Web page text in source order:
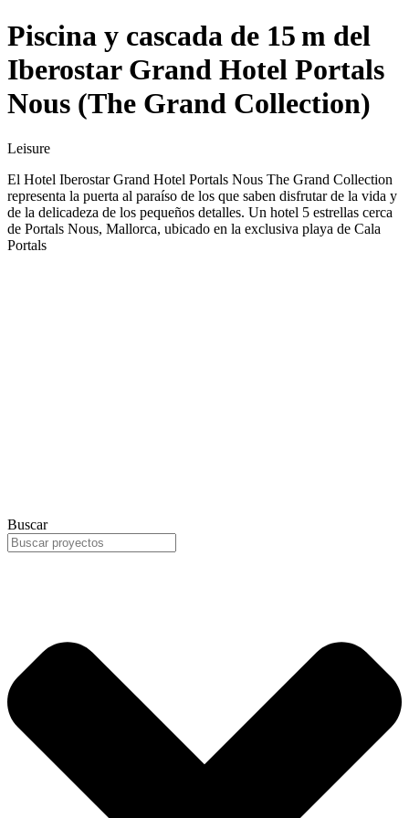
Piscina y cascada de 15 m del
Iberostar Grand Hotel Portals
Nous (The Grand Collection)
Leisure
El Hotel Iberostar Grand Hotel Portals Nous The Grand Collection
representa la puerta al paraíso de los que saben disfrutar de la vida y
de la delicadeza de los pequeños detalles. Un hotel 5 estrellas cerca
de Portals Nous, Mallorca, ubicado en la exclusiva playa de Cala
Portals
Buscar